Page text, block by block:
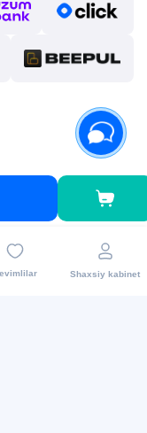
Shaxsiy kabinet
Maishiy texnikalar
berish barcha